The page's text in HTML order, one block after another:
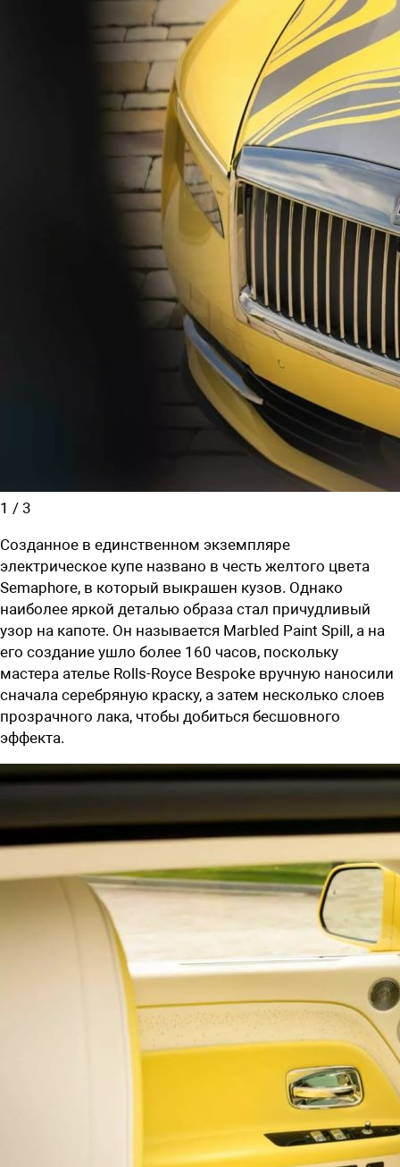
1 / 3
Созданное в единственном экземпляре
электрическое купе названо в честь желтого цвета
Semaphore, в который выкрашен кузов. Однако
наиболее яркой деталью образа стал причудливый
узор на капоте. Он называется Marbled Paint Spill, а на
его создание ушло более 160 часов, поскольку
мастера ателье Rolls-Royce Bespoke вручную наносили
сначала серебряную краску, а затем несколько слоев
прозрачного лака, чтобы добиться бесшовного
эффекта.